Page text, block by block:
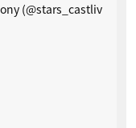
(@stars_castliv